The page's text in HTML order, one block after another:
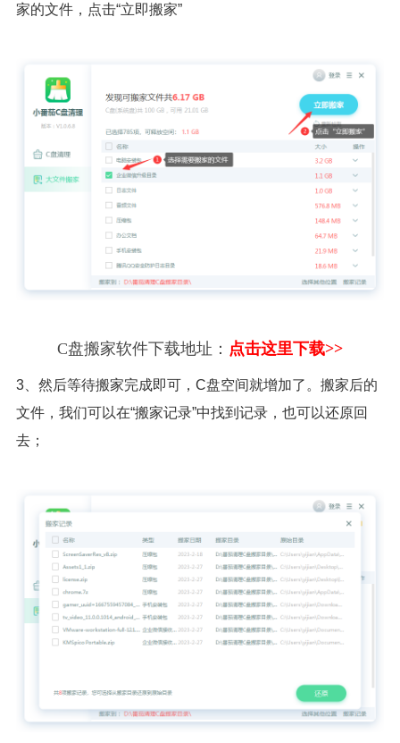
家的文件，点击“立即搬家”
C盘搬家软件下载地址： 点击这里下载>>
3、然后等待搬家完成即可，C盘空间就增加了。搬家后的
文件，我们可以在“搬家记录”中找到记录，也可以还原回
去；